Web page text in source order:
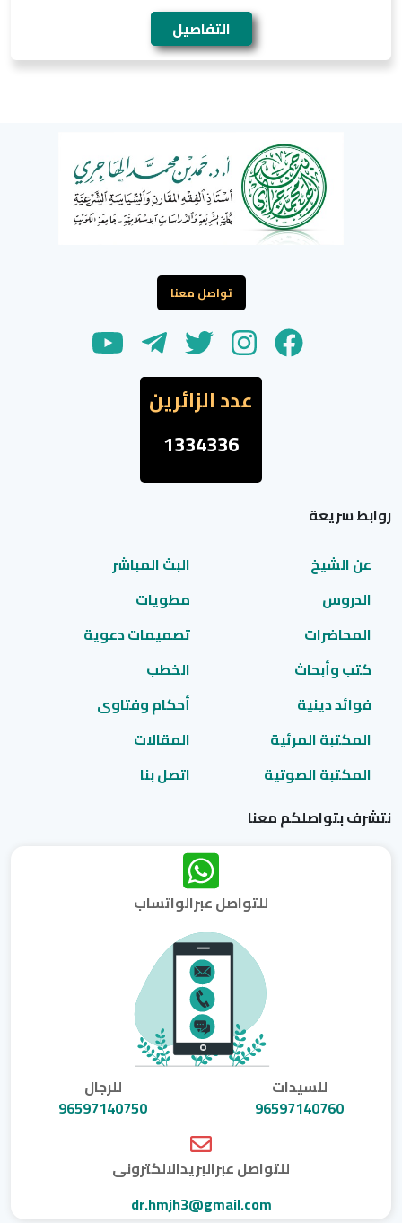
التفاصيل
تواصل معنا
عدد الزائرين
1334336
روابط سريعة
عن الشيخ
البث المباشر
الدروس
مطويات
المحاضرات
تصميمات دعوية
كتب وأبحاث
الخطب
فوائد دينية
أحكام وفتاوى
المكتبة المرئية
المقالات
المكتبة الصوتية
اتصل بنا
نتشرف بتواصلكم معنا
للتواصل عبرالواتساب
للسيدات
96597140760
للرجال
96597140750
للتواصل عبرالبريدالالكترونى
dr.hmjh3@gmail.com